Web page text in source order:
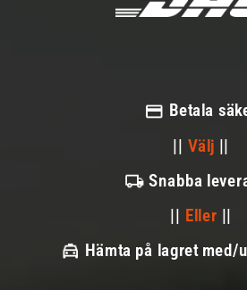
Betala
|| Välj ||
Snabba
|| Eller ||
Hämta på lagret med/